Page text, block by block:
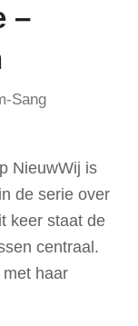
–
Sang
NieuwWij is
de serie over
keer staat de
centraal.
haar